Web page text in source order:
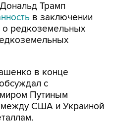
Трамп
в заключении
о редкоземельных
в конце
с
Путиным
США и Украиной